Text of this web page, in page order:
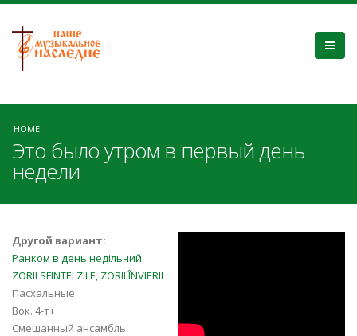
HOME
Это было утром в первый день
недели
Другой вариант:
Ранком в день недільний
ZORII SFINTEI ZILE, ZORII ÎNVIERII
Пасхальные
Вок. 4-т+
Смешанный ансамбль